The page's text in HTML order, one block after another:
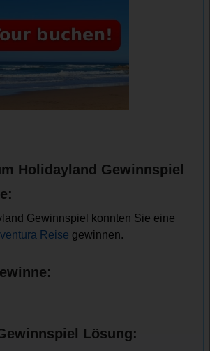
Holidayland Gewinnspiel
Gewinnspiel konnten Sie eine
Reise gewinnen.
Lösung: